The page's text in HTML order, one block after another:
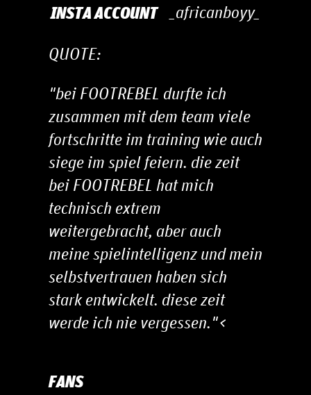
INSTA ACCOUNT _africanboyy_
QUOTE:
"bei FOOTREBEL durfte ich
zusammen mit dem team viele
fortschritte im training wie auch
siege im spiel feiern. die zeit
bei FOOTREBEL hat mich
technisch extrem
weitergebracht, aber auch
meine spielintelligenz und mein
selbstvertrauen haben sich
stark entwickelt. diese zeit
werde ich nie vergessen."<
FANS